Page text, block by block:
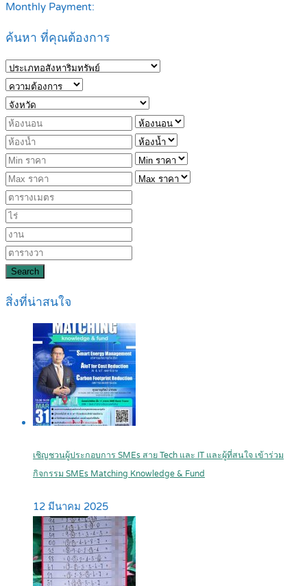
Monthly Payment:
ค้นหา ที่คุณต้องการ
Search
สิ่งที่น่าสนใจ
เชิญชวนผู้ประกอบการ SMEs สาย Tech และ IT และผู้ที่สนใจ เข้าร่วม
กิจกรรม SMEs Matching Knowledge & Fund
12 มีนาคม 2025